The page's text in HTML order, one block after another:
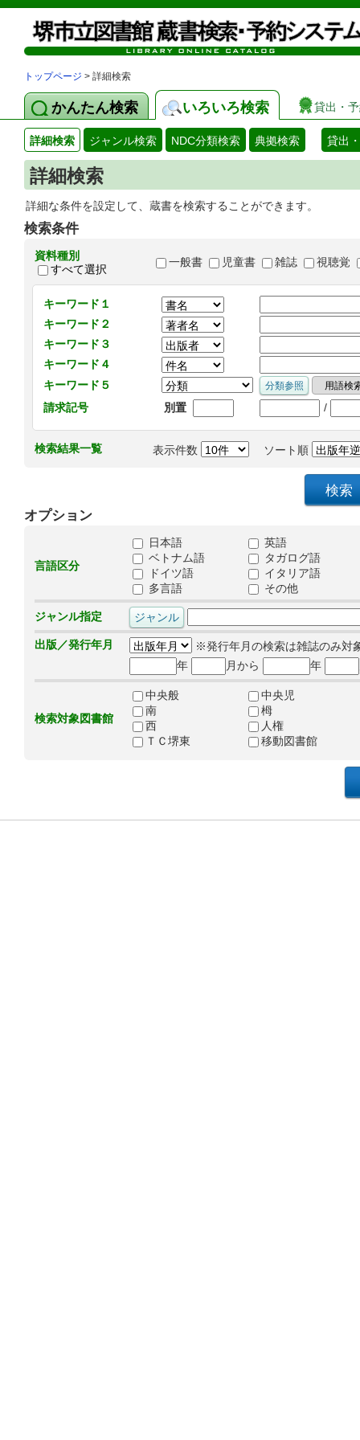
トップページ > 詳細検索
かんたん検索 いろいろ検索 貸出・
詳細検索 ジャンル検索 NDC分類検索 典拠検索 貸出
詳細検索
詳細な条件を設定して、蔵書を検索することができます。
検索条件
資料種別
すべて選択
一般書 児童書 雑誌 視聴覚
キーワード１
キーワード２
キーワード３
キーワード４
キーワード５
請求記号
別置 /
検索結果一覧 表示件数 ソート順
オプション
言語区分
日本語
英語
ベトナム語
タガログ語
ドイツ語
イタリア語
多言語
その他
ジャンル指定
出版／発行年月
※発行年月の検索は雑誌のみ対
年
月から 年
検索対象図書館
中央般
中央児
南
栂
西
人権
ＴＣ堺東
移動図書館